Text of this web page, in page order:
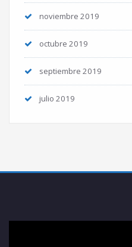
noviembre 2019
octubre 2019
septiembre 2019
julio 2019